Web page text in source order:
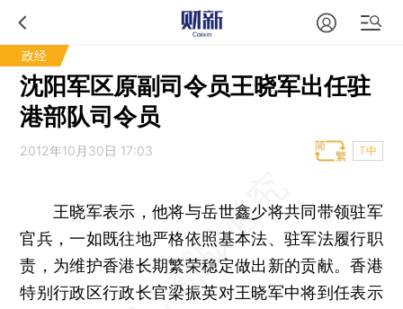
政经
沈阳军区原副司令员王晓军出任驻
港部队司令员
2012年10月30日 17:03 T中
王晓军表示，他将与岳世鑫少将共同带领驻军
官兵，一如既往地严格依照基本法、驻军法履行职
责，为维护香港长期繁荣稳定做出新的贡献。香港
特别行政区行政长官梁振英对王晓军中将到任表示